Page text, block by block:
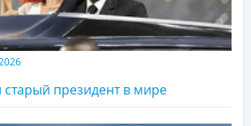
президент в мире